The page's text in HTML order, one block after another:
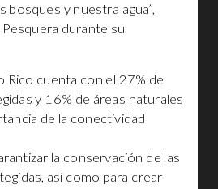
bosques y nuestra agua”,
durante su
cuenta con el 27% de
y 16% de áreas naturales
de la conectividad
la conservación de las
así como para crear